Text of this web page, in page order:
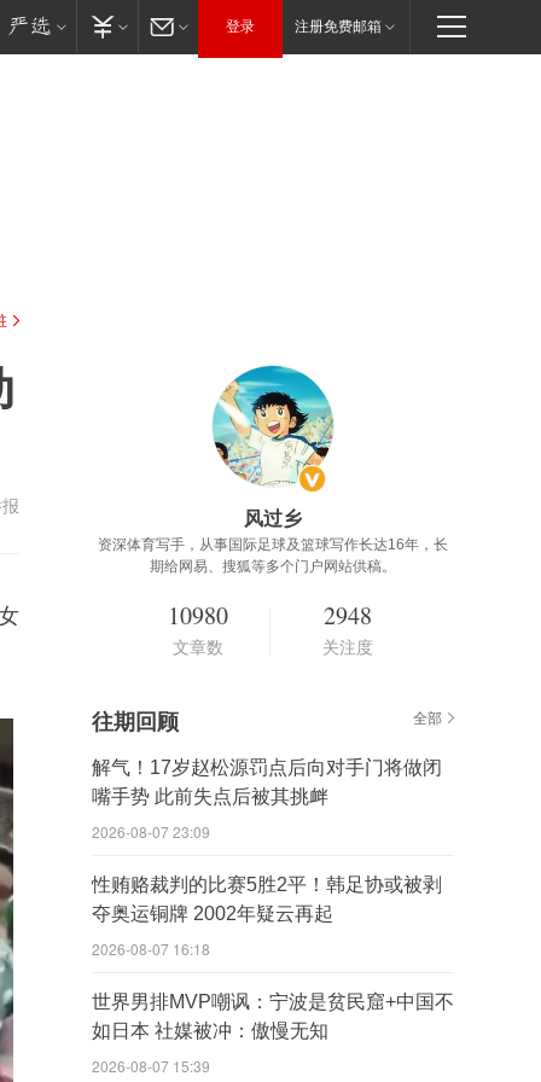
登录 注册免费邮箱
风过乡
资深体育写手，从事国际足球及篮球写作长达16年，长
期给网易、搜狐等多个门户网站供稿。
10980
文章数
2948
关注度
往期回顾 全部
解气！17岁赵松源罚点后向对手门将做闭
嘴手势 此前失点后被其挑衅
2026-08-07 23:09
性贿赂裁判的比赛5胜2平！韩足协或被剥
夺奥运铜牌 2002年疑云再起
2026-08-07 16:18
世界男排MVP嘲讽：宁波是贫民窟+中国不
如日本 社媒被冲：傲慢无知
2026-08-07 15:39